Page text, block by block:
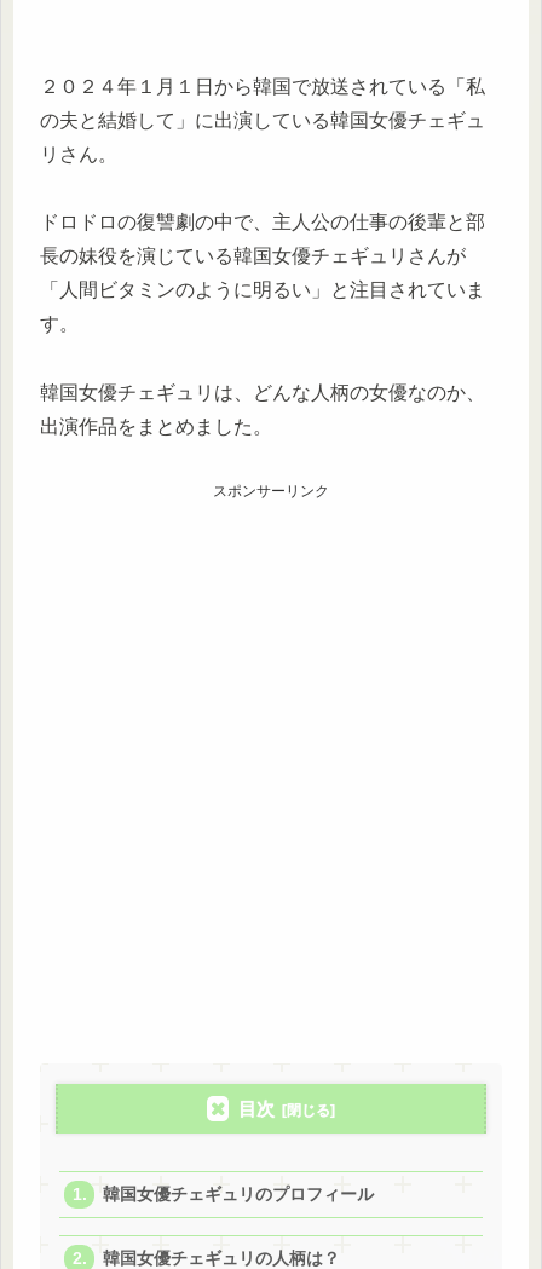
２０２４年１月１日から韓国で放送されている「私
の夫と結婚して」に出演している韓国女優チェギュ
リさん。
ドロドロの復讐劇の中で、主人公の仕事の後輩と部
長の妹役を演じている韓国女優チェギュリさんが
「人間ビタミンのように明るい」と注目されていま
す。
韓国女優チェギュリは、どんな人柄の女優なのか、
出演作品をまとめました。
スポンサーリンク
目次
韓国女優チェギュリのプロフィール
韓国女優チェギュリの人柄は？